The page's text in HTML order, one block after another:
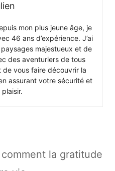
mon plus jeune âge, je
46 ans d’expérience. J’ai
majestueux et de
des aventuriers de tous
vous faire découvrir la
assurant votre sécurité et
la gratitude